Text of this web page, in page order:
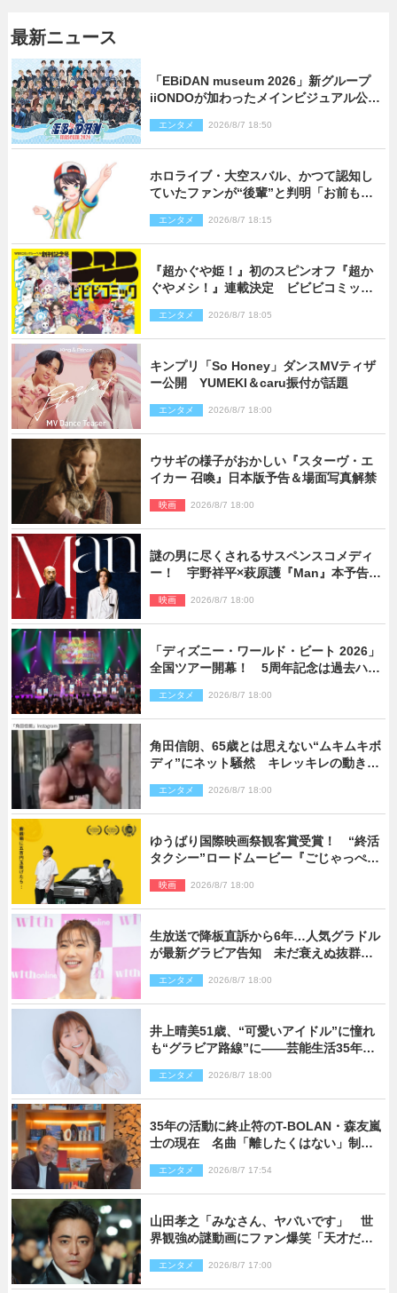
最新ニュース
「EBiDAN museum 2026」新グループ
iiONDOが加わったメインビジュアル公
エンタメ 2026/8/7 18:50
ホロライブ・大空スバル、かつて認知し
ていたファンが“後輩”と判明「お前もし
エンタメ 2026/8/7 18:15
『超かぐや姫！』初のスピンオフ『超か
ぐやメシ！』連載決定 ビビビコミック
エンタメ 2026/8/7 18:05
キンプリ「So Honey」ダンスMVティザ
ー公開 YUMEKI＆caru振付が話題
エンタメ 2026/8/7 18:00
ウサギの様子がおかしい『スターヴ・エ
イカー 召喚』日本版予告＆場面写真解禁
映画 2026/8/7 18:00
謎の男に尽くされるサスペンスコメディ
ー！ 宇野祥平×萩原護『Man』本予告＆
映画 2026/8/7 18:00
「ディズニー・ワールド・ビート 2026」
全国ツアー開幕！ 5周年記念は過去ハイ
ポート】
エンタメ 2026/8/7 18:00
角田信朗、65歳とは思えない“ムキムキボ
ディ”にネット騒然 キレッキレの動きを
エンタメ 2026/8/7 18:00
ゆうばり国際映画祭観客賞受賞！ “終活
タクシー”ロードムービー『ごじゃっぺタ
映画 2026/8/7 18:00
生放送で降板直訴から6年…人気グラドル
が最新グラビア告知 未だ衰えぬ抜群ス
エンタメ 2026/8/7 18:00
井上晴美51歳、“可愛いアイドル”に憧れ
も“グラビア路線”に――芸能生活35年を
エンタメ 2026/8/7 18:00
35年の活動に終止符のT-BOLAN・森友嵐
士の現在 名曲「離したくはない」制作
エンタメ 2026/8/7 17:54
山田孝之「みなさん、ヤバいです」 世
界観強め謎動画にファン爆笑「天才だ
エンタメ 2026/8/7 17:00